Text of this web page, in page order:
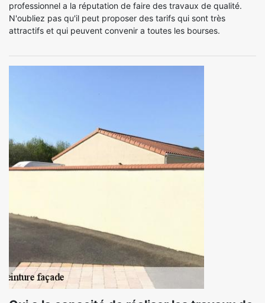
professionnel a la réputation de faire des travaux de qualité.
N'oubliez pas qu'il peut proposer des tarifs qui sont très
attractifs et qui peuvent convenir a toutes les bourses.